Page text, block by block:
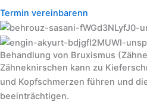
Termin vereinbarenn
Behandlung von Bruxismus
Zähneknirschen kann zu
und Kopfschmerzen führen und
beeinträchtigen.